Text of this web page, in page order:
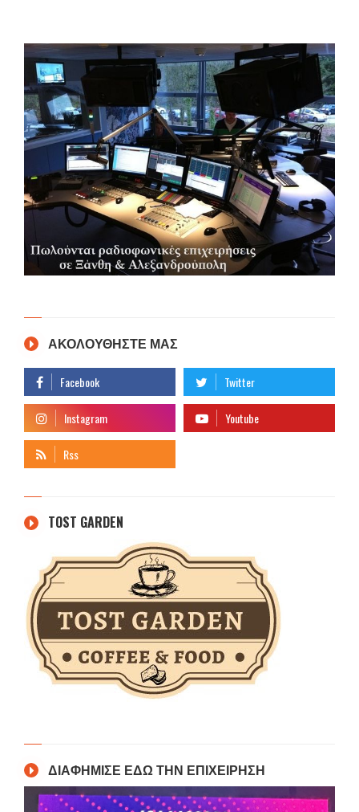
ΑΚΟΛΟΥΘΗΣΤΕ ΜΑΣ
TOST GARDEN
ΔΙΑΦΗΜΙΣΕ ΕΔΩ ΤΗΝ ΕΠΙΧΕΙΡΗΣΗ